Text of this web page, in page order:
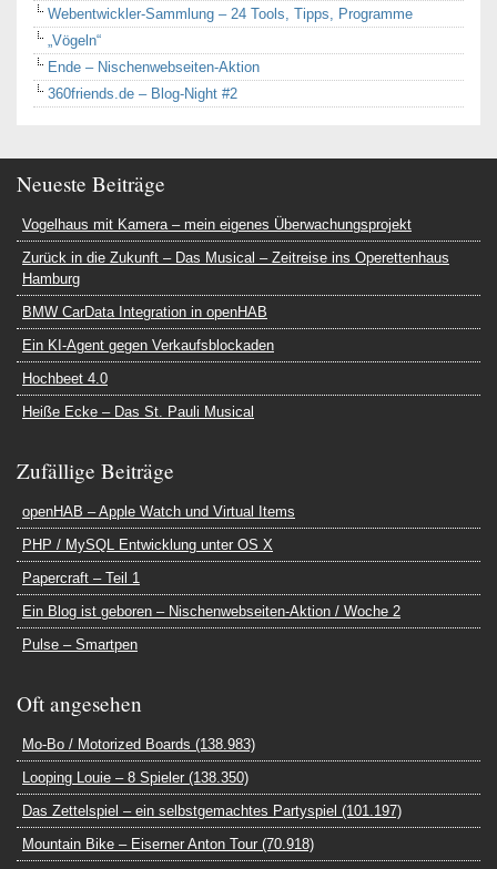
Webentwickler-Sammlung – 24 Tools, Tipps, Programme
„Vögeln“
Ende – Nischenwebseiten-Aktion
360friends.de – Blog-Night #2
Neueste Beiträge
Vogelhaus mit Kamera – mein eigenes Überwachungsprojekt
Zurück in die Zukunft – Das Musical – Zeitreise ins Operettenhaus
Hamburg
BMW CarData Integration in openHAB
Ein KI-Agent gegen Verkaufsblockaden
Hochbeet 4.0
Heiße Ecke – Das St. Pauli Musical
Zufällige Beiträge
openHAB – Apple Watch und Virtual Items
PHP / MySQL Entwicklung unter OS X
Papercraft – Teil 1
Ein Blog ist geboren – Nischenwebseiten-Aktion / Woche 2
Pulse – Smartpen
Oft angesehen
Mo-Bo / Motorized Boards (138.983)
Looping Louie – 8 Spieler (138.350)
Das Zettelspiel – ein selbstgemachtes Partyspiel (101.197)
Mountain Bike – Eiserner Anton Tour (70.918)